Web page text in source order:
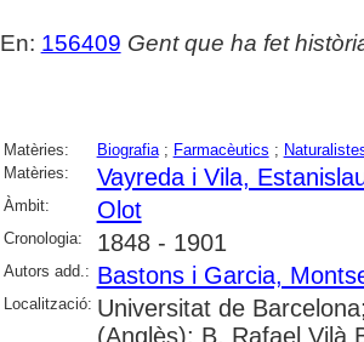
En: 156409 Gent que ha fet
Matèries: Biografia; Farmacèutics ;
Matèries:
Vayreda i Vila,
Àmbit: Olot
Cronologia: 1848 - 1901
Autors add.: Bastons i Garcia,
Localització: Universitat de
(Anglès); B. Rafael Vilà